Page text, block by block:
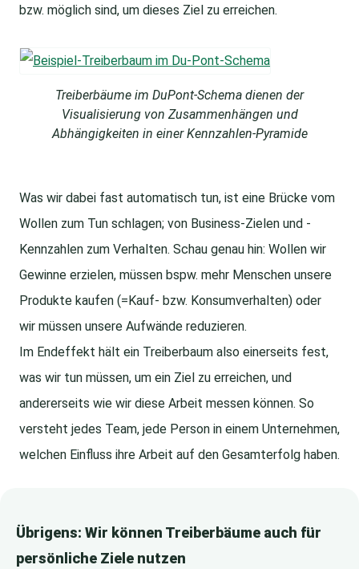
bzw. möglich sind, um dieses Ziel zu erreichen.
Treiberbäume im DuPont-Schema dienen der
Visualisierung von Zusammenhängen und
Abhängigkeiten in einer Kennzahlen-Pyramide
Was wir dabei fast automatisch tun, ist eine Brücke vom
Wollen zum Tun schlagen; von Business-Zielen und -
Kennzahlen zum Verhalten. Schau genau hin: Wollen wir
Gewinne erzielen, müssen bspw. mehr Menschen unsere
Produkte kaufen (=Kauf- bzw. Konsumverhalten) oder
wir müssen unsere Aufwände reduzieren.
Im Endeffekt hält ein Treiberbaum also einerseits fest,
was wir tun müssen, um ein Ziel zu erreichen, und
andererseits wie wir diese Arbeit messen können. So
versteht jedes Team, jede Person in einem Unternehmen,
welchen Einfluss ihre Arbeit auf den Gesamterfolg haben.
Übrigens: Wir können Treiberbäume auch für
persönliche Ziele nutzen